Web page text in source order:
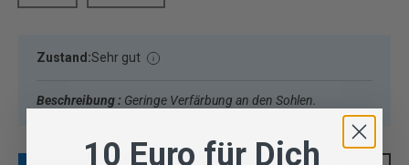
Zustand:Sehr gut
Beschreibung : Geringe Verfärbung an den Sohlen.
10 Euro für Dich